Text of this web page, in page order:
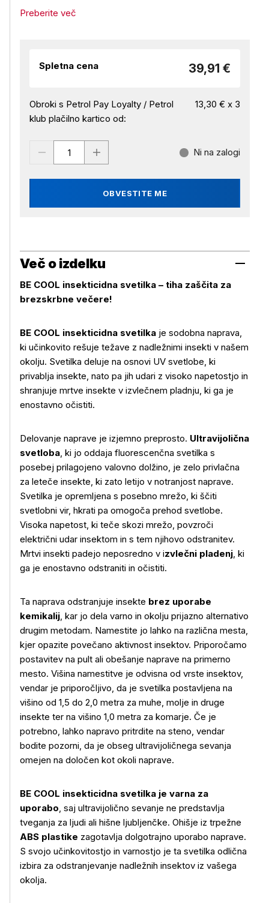
Preberite več
Spletna cena 39,91 €
Obroki s Petrol Pay Loyalty / Petrol
klub plačilno kartico od:
13,30 € x 3
OBVESTITE ME
Ni na zalogi
Več o izdelku
Več o izdelku
BE COOL insekticidna svetilka – tiha zaščita za
brezskrbne večere!
BE COOL insekticidna svetilka je sodobna naprava,
ki učinkovito rešuje težave z nadležnimi insekti v našem
okolju. Svetilka deluje na osnovi UV svetlobe, ki
privablja insekte, nato pa jih udari z visoko napetostjo in
shranjuje mrtve insekte v izvlečnem pladnju, ki ga je
enostavno očistiti.
Delovanje naprave je izjemno preprosto. Ultravijolična
svetloba, ki jo oddaja fluorescenčna svetilka s
posebej prilagojeno valovno dolžino, je zelo privlačna
za leteče insekte, ki zato letijo v notranjost naprave.
Svetilka je opremljena s posebno mrežo, ki ščiti
svetlobni vir, hkrati pa omogoča prehod svetlobe.
Visoka napetost, ki teče skozi mrežo, povzroči
električni udar insektom in s tem njihovo odstranitev.
Mrtvi insekti padejo neposredno v izvlečni pladenj, ki
ga je enostavno odstraniti in očistiti.
Ta naprava odstranjuje insekte brez uporabe
kemikalij, kar jo dela varno in okolju prijazno alternativo
drugim metodam. Namestite jo lahko na različna mesta,
kjer opazite povečano aktivnost insektov. Priporočamo
postavitev na pult ali obešanje naprave na primerno
mesto. Višina namestitve je odvisna od vrste insektov,
vendar je priporočljivo, da je svetilka postavljena na
višino od 1,5 do 2,0 metra za muhe, molje in druge
insekte ter na višino 1,0 metra za komarje. Če je
potrebno, lahko napravo pritrdite na steno, vendar
bodite pozorni, da je obseg ultravijoličnega sevanja
omejen na določen kot okoli naprave.
BE COOL insekticidna svetilka je varna za
uporabo, saj ultravijolično sevanje ne predstavlja
tveganja za ljudi ali hišne ljubljenčke. Ohišje iz trpežne
ABS plastike zagotavlja dolgotrajno uporabo naprave.
S svojo učinkovitostjo in varnostjo je ta svetilka odlična
izbira za odstranjevanje nadležnih insektov iz vašega
okolja.